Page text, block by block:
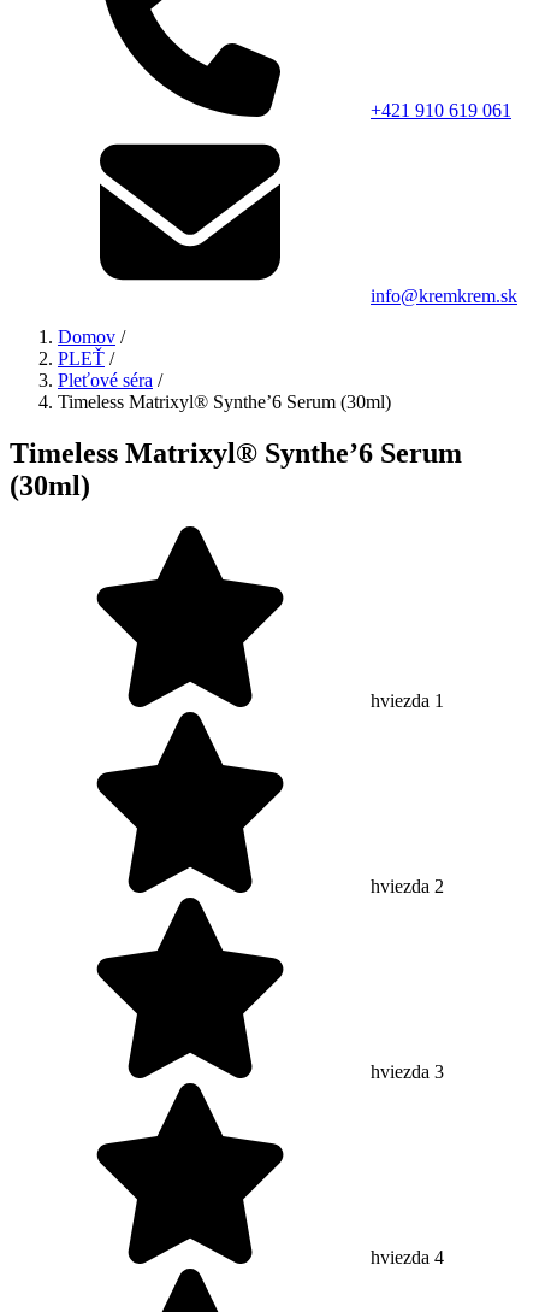
+421 910 619 061
info@kremkrem.sk
Domov /
PLEŤ /
Pleťové séra /
Timeless Matrixyl®️ Synthe’6 Serum (30ml)
Timeless Matrixyl®️ Synthe’6 Serum
(30ml)
hviezda 1
hviezda 2
hviezda 3
hviezda 4